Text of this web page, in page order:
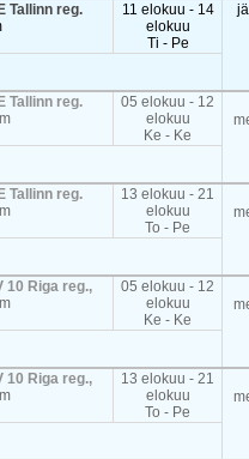
Tallinn reg.
11 elokuu - 14
elokuu
Ti - Pe
Tallinn reg.
05 elokuu - 12
elokuu
Ke - Ke
Tallinn reg.
13 elokuu - 21
elokuu
To - Pe
10 Riga reg.,
05 elokuu - 12
elokuu
Ke - Ke
10 Riga reg.,
13 elokuu - 21
elokuu
To - Pe